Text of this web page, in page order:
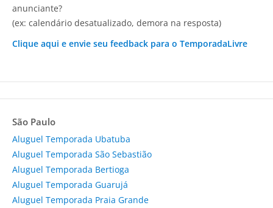
anunciante?
(ex: calendário desatualizado, demora na resposta)
Clique aqui e envie seu feedback para o TemporadaLivre
São Paulo
Aluguel Temporada Ubatuba
Aluguel Temporada São Sebastião
Aluguel Temporada Bertioga
Aluguel Temporada Guarujá
Aluguel Temporada Praia Grande